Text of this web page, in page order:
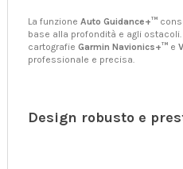
La funzione Auto Guidance+™
base alla profondità e agli
cartografie Garmin Navionics+™ e
professionale e precisa.
Design robusto e